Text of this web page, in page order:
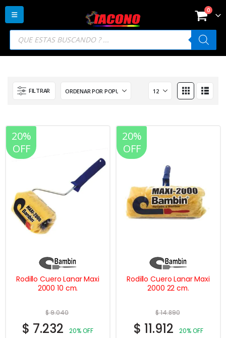
Búsqueda
productos
0
FILTRAR
20%
OFF
Rodillo Cuero Lanar Maxi
2000 10 cm.
$9.040
$ 7.232 20% OFF
20%
OFF
Rodillo Cuero Lanar Maxi
2000 22 cm.
$14.890
$ 11.912 20% OFF